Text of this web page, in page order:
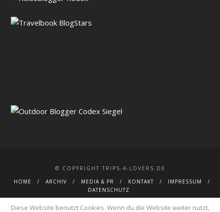
© COPYRIGHT TRIPS-4-LOVERS.DE
HOME
ARCHIV MEDIA & PR KONTAKT
IMPRESSUM
DATENSCHUTZ
Diese Website benutzt Cookies. Wenn du die Website weiter nutzt,